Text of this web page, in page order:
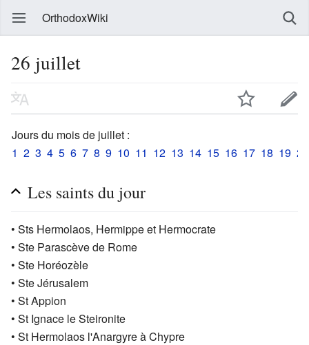
OrthodoxWiki
26 juillet
Jours du mois de juillet :
1 2 3 4 5 6 7 8 9 10 11 12 13 14 15 16 17 18 19 20
Les saints du jour
• Sts Hermolaos, Hermippe et Hermocrate
• Ste Parascève de Rome
• Ste Horéozèle
• Ste Jérusalem
• St Appion
• St Ignace le Steironite
• St Hermolaos l'Anargyre à Chypre